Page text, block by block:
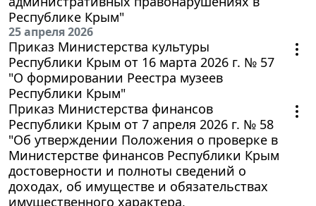
Республике Крым"
25 апреля 2026
Приказ Министерства культуры
Республики Крым от 16 марта 2026 г. № 57
"О формировании Реестра музеев
Республики Крым"
Приказ Министерства финансов
Республики Крым от 7 апреля 2026 г. № 58
"Об утверждении Положения о проверке в
Министерстве финансов Республики Крым
достоверности и полноты сведений о
доходах, об имуществе и обязательствах
имущественного характера,